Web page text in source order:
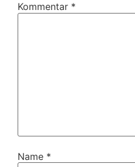
Kommentar *
Name *